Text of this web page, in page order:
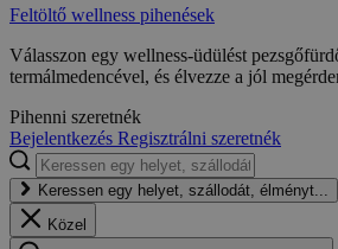
Feltöltő wellness pihenések
Válasszon egy wellness-üdülést
termálmedencével, és élvezze a jól
Pihenni szeretnék
Bejelentkezés Regisztrálni szeretnék
Keressen egy helyet, szállodát, élményt...
Közel